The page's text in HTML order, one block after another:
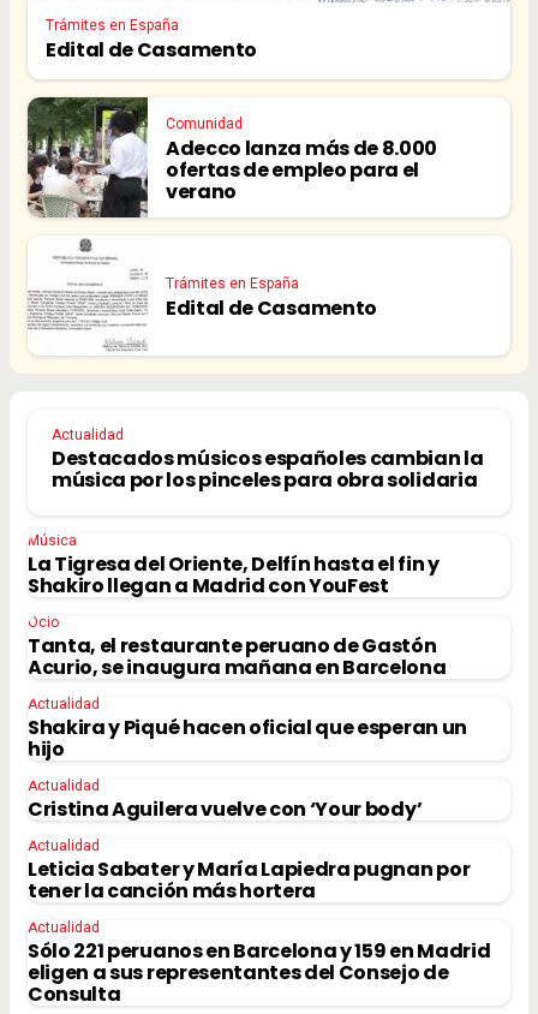
Trámites en España
Edital de Casamento
Comunidad
Adecco lanza más de 8.000
ofertas de empleo para el
verano
Trámites en España
Edital de Casamento
Actualidad
Destacados músicos españoles cambian la
música por los pinceles para obra solidaria
Música
La Tigresa del Oriente, Delfín hasta el fin y
Shakiro llegan a Madrid con YouFest
Ocio
Tanta, el restaurante peruano de Gastón
Acurio, se inaugura mañana en Barcelona
Actualidad
Shakira y Piqué hacen oficial que esperan un
hijo
Actualidad
Cristina Aguilera vuelve con ‘Your body’
Actualidad
Leticia Sabater y María Lapiedra pugnan por
tener la canción más hortera
Actualidad
Sólo 221 peruanos en Barcelona y 159 en Madrid
eligen a sus representantes del Consejo de
Consulta